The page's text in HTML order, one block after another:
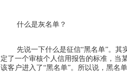
什么是灰名单？
先说一下什么是征信“黑名单”。其实
定了一个审核个人信用报告的标准，当
该客户进入了“黑名单”。所以说，黑名